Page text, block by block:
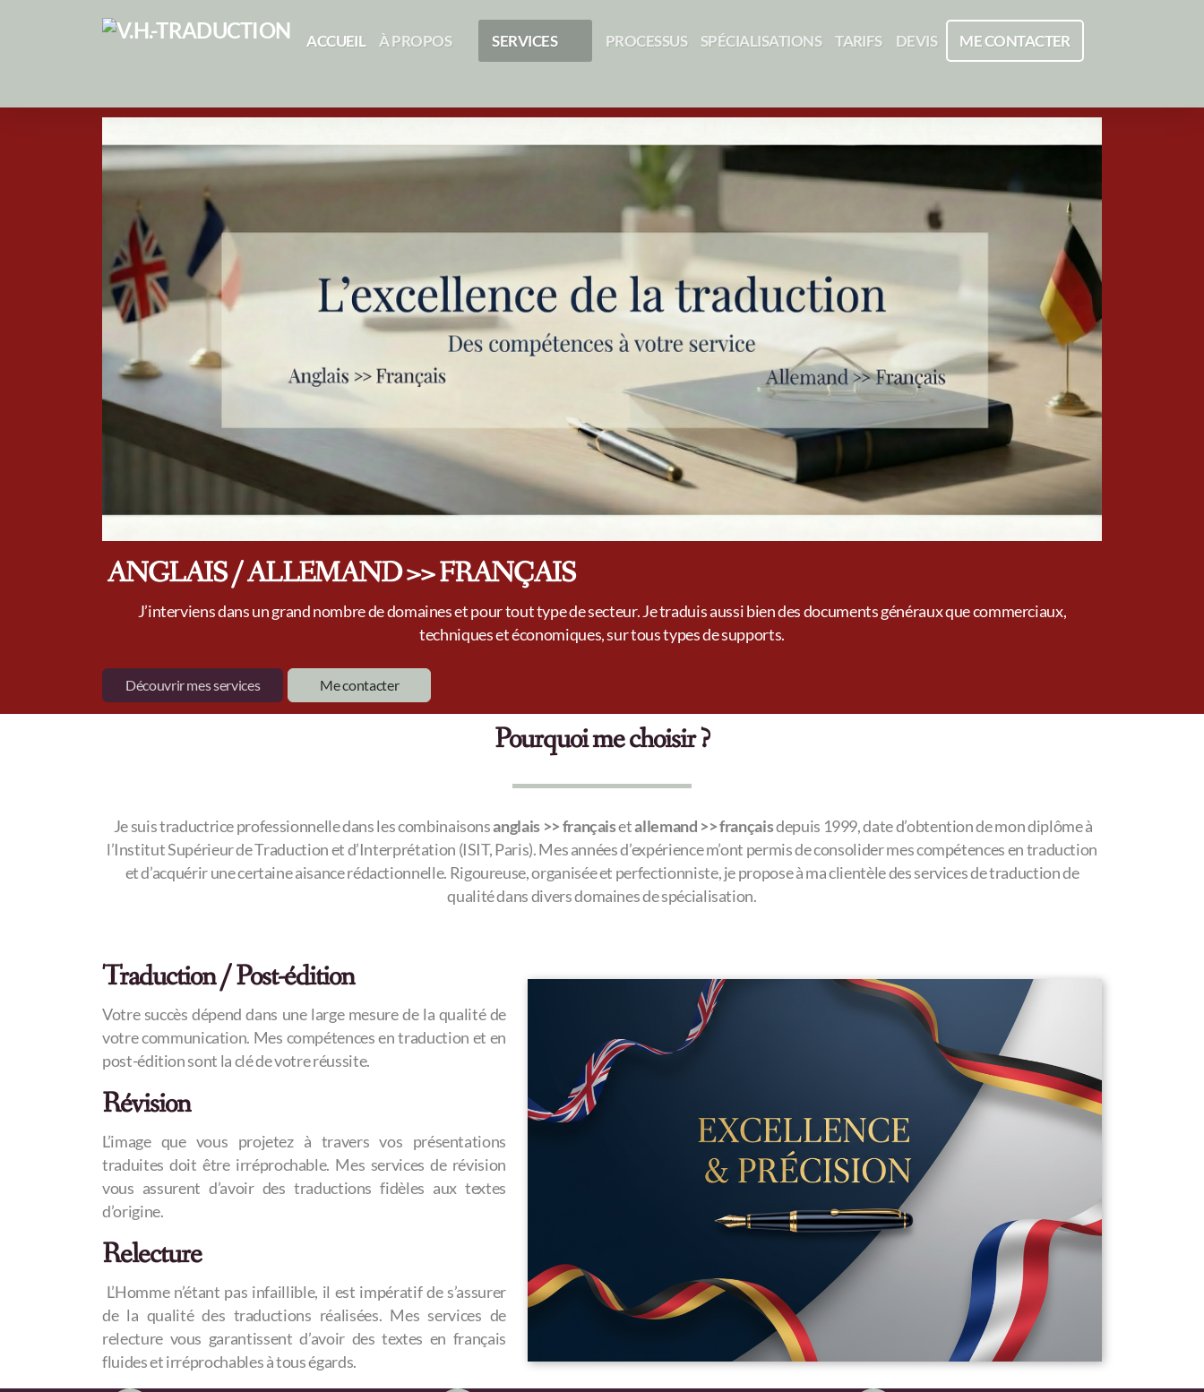
ACCUEIL À PROPOS SERVICES PROCESSUS SPÉCIALISATIONS TARIFS DEVIS ME CONTACTER
ANGLAIS / ALLEMAND >> FRANÇAIS
J’interviens dans un grand nombre de domaines et pour tout type de secteur. Je traduis aussi bien des documents généraux que commerciaux,
techniques et économiques, sur tous types de supports.
Découvrir mes services Me contacter
Pourquoi me choisir ?
Je suis traductrice professionnelle dans les combinaisonsanglais >>françaisetallemand >>françaisdepuis 1999, date d’obtention de mon diplôme à
l’Institut Supérieur de Traduction et d’Interprétation (ISIT, Paris). Mes années d’expérience m’ont permis de consolider mes compétences en traduction
et d’acquérir une certaine aisance rédactionnelle. Rigoureuse, organisée et perfectionniste, je propose à ma clientèle des services de traduction de
qualité dans divers domaines de spécialisation.
Traduction / Post-édition
Votre succès dépend dans une large mesure de la qualité de
votre communication. Mes compétences en traduction et en
post-édition sont la clé de votre réussite.
Révision
L’image que vous projetez à travers vos présentations
traduites doit être irréprochable. Mes services de révision
vous assurent d’avoir des traductions fidèles aux textes
d’origine.
Relecture
L’Homme n’étant pas infaillible, il est impératif de s’assurer
de la qualité des traductions réalisées. Mes services de
relecture vous garantissent d’avoir des textes en français
fluides et irréprochables à tous égards.